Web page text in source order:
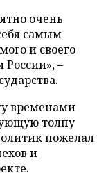
очень
самым
и своего
–
временами
толпу
пожелал
и